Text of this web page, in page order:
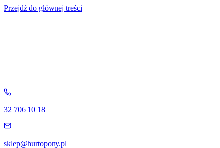
Przejdź do głównej treści
32 706 10 18
sklep@hurtopony.pl